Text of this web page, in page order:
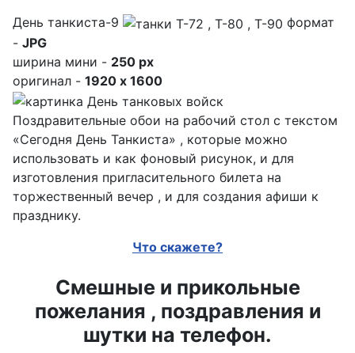
День танкиста-9
формат
- JPG
ширина мини - 250 px
оригинал - 1920 x 1600
Поздравительные обои на рабочий стол с текстом
«Сегодня День Танкиста» , которые можно
использовать и как фоновый рисунок, и для
изготовления пригласительного билета на
торжественный вечер , и для создания афиши к
празднику.
Что скажете?
Смешные и прикольные
пожелания , поздравления и
шутки на телефон.